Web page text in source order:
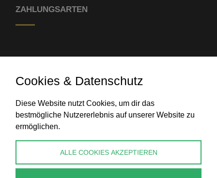
ZAHLUNGSARTEN
Banküberweisung
info@perlenpresse.de
Cookies & Datenschutz
Diese Website nutzt Cookies, um dir das
bestmögliche Nutzererlebnis auf unserer Website zu
ermöglichen.
ALLE COOKIES AKZEPTIEREN